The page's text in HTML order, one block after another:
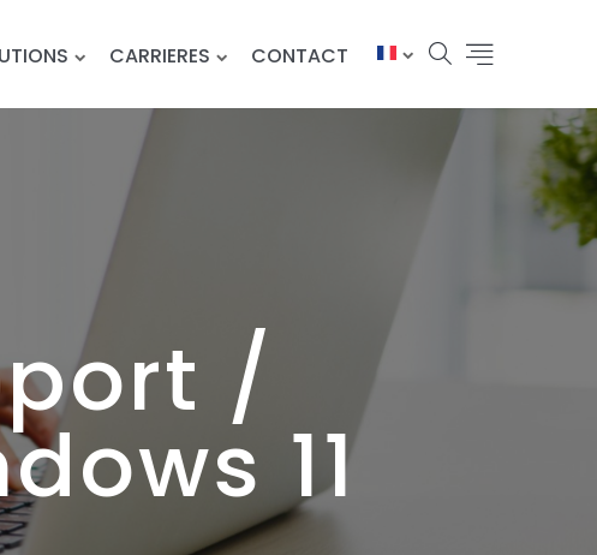
CARRIERES CONTACT
/
11